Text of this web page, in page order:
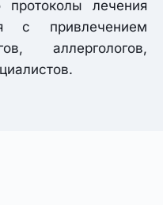
лечения
с привлечением
аллергологов,